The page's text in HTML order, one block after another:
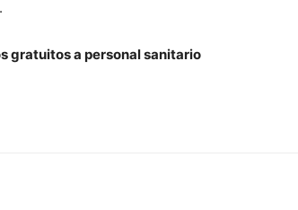
gratuitos a personal sanitario